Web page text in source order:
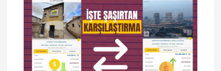
z
n